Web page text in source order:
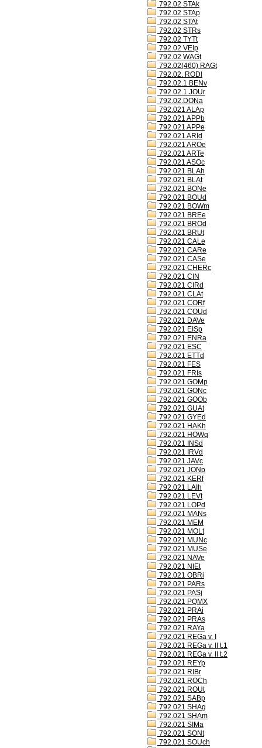
792.02 STAk
792.02 STAp
792.02 STAt
792.02 STRs
792.02 TYTt
792.02 VEIp
792.02 WAGt
792.02(460) RAGt
792.02. RODl
792.02.1 BENv
792.02.1 JOUr
792.02.DONa
792.021 ALAp
792.021 APPb
792.021 APPe
792.021 ARId
792.021 AROe
792.021 ARTe
792.021 ASOc
792.021 BLAh
792.021 BLAt
792.021 BONe
792.021 BOUd
792.021 BOWm
792.021 BREe
792.021 BROd
792.021 BRUt
792.021 CALe
792.021 CARe
792.021 CASe
792.021 CHERc
792.021 CIN
792.021 CIRd
792.021 CLAt
792.021 CORf
792.021 COUd
792.021 DAVe
792.021 EISp
792.021 ENRa
792.021 ESC
792.021 ETTd
792.021 FES
792.021 FRIs
792.021 GOMp
792.021 GONc
792.021 GOOb
792.021 GUAt
792.021 GYEd
792.021 HAKh
792.021 HOWq
792.021 INSd
792.021 IRVd
792.021 JAVc
792.021 JONp
792.021 KERf
792.021 LAIh
792.021 LEVt
792.021 LOPd
792.021 MANs
792.021 MEM
792.021 MOLt
792.021 MUNc
792.021 MUSe
792.021 NAVe
792.021 NIEt
792.021 OBRi
792.021 PARs
792.021 PASj
792.021 PQMX
792.021 PRAi
792.021 PRAs
792.021 RAYa
792.021 REGa v. I
792.021 REGa v. II t.1
792.021 REGa v. II t.2
792.021 REYp
792.021 RIBr
792.021 ROCh
792.021 ROUt
792.021 SABp
792.021 SHAg
792.021 SHAm
792.021 SIMa
792.021 SONt
792.021 SOUch